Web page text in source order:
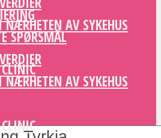
NÆRHETEN AV SYKEHUS
SPØRSMÅL
NÆRHETEN AV SYKEHUS